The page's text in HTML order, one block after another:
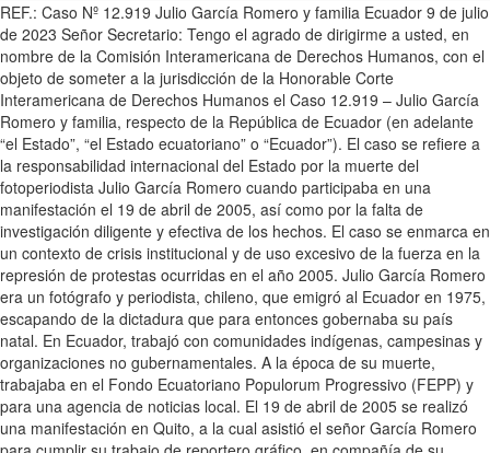
REF.: Caso Nº 12.919 Julio García Romero y familia Ecuador 9 de julio
de 2023 Señor Secretario: Tengo el agrado de dirigirme a usted, en
nombre de la Comisión Interamericana de Derechos Humanos, con el
objeto de someter a la jurisdicción de la Honorable Corte
Interamericana de Derechos Humanos el Caso 12.919 – Julio García
Romero y familia, respecto de la República de Ecuador (en adelante
“el Estado”, “el Estado ecuatoriano” o “Ecuador”). El caso se refiere a
la responsabilidad internacional del Estado por la muerte del
fotoperiodista Julio García Romero cuando participaba en una
manifestación el 19 de abril de 2005, así como por la falta de
investigación diligente y efectiva de los hechos. El caso se enmarca en
un contexto de crisis institucional y de uso excesivo de la fuerza en la
represión de protestas ocurridas en el año 2005. Julio García Romero
era un fotógrafo y periodista, chileno, que emigró al Ecuador en 1975,
escapando de la dictadura que para entonces gobernaba su país
natal. En Ecuador, trabajó con comunidades indígenas, campesinas y
organizaciones no gubernamentales. A la época de su muerte,
trabajaba en el Fondo Ecuatoriano Populorum Progressivo (FEPP) y
para una agencia de noticias local. El 19 de abril de 2005 se realizó
una manifestación en Quito, a la cual asistió el señor García Romero